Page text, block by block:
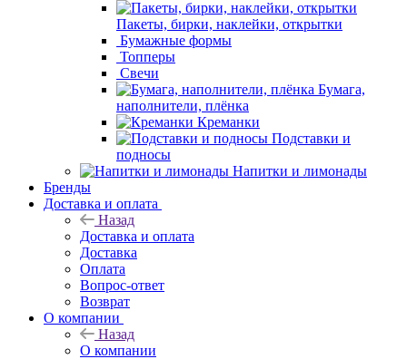
Пакеты, бирки, наклейки, открытки
Бумага,
наполнители, плёнка
Креманки
Подставки и
подносы
Напитки и лимонады
Бренды
Доставка и оплата
Назад
Доставка и оплата
Доставка
Оплата
Вопрос-ответ
Возврат
О компании
Назад
О компании